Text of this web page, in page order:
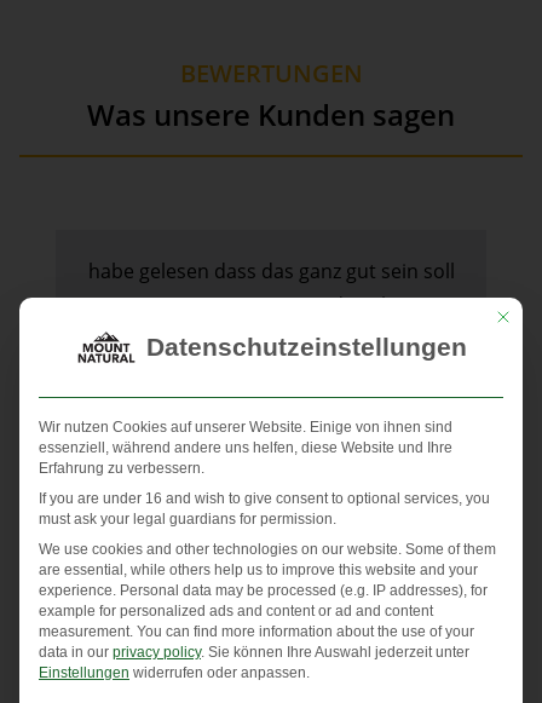
BEWERTUNGEN
Was unsere Kunden sagen
habe gelesen dass das ganz gut sein soll
wenn man es einnimmt und probiere es
jetzt mal aus. mit der pipette gelingt die
tropfen am tag. kann noch nichts über
die wirkung sagen, nehme es das erst
J
18.2.2021
Verifiziert
Jeanette Stage
Quelle: Amazon
Mit
Datenschutzeinstellungen
Wir nutzen Cookies auf unserer Website. Einige von ihnen sind
essenziell, während andere uns helfen, diese Website und Ihre
Erfahrung zu verbessern.
If you are under 16 and wish to give consent to optional services, you
must ask your legal guardians for permission.
We use cookies and other technologies on our website. Some of them
are essential, while others help us to improve this website and your
experience. Personal data may be processed (e.g. IP addresses), for
example for personalized ads and content or ad and content
measurement. You can find more information about the use of your
data in our privacy policy. Sie können Ihre Auswahl jederzeit unter
Einstellungen widerrufen oder anpassen.